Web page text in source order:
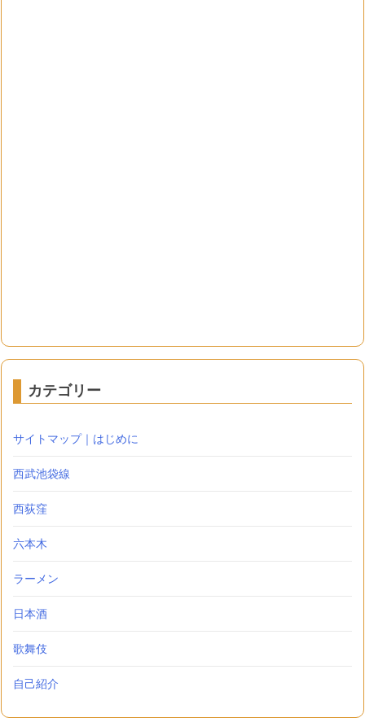
カテゴリー
サイトマップ｜はじめに
西武池袋線
西荻窪
六本木
ラーメン
日本酒
歌舞伎
自己紹介